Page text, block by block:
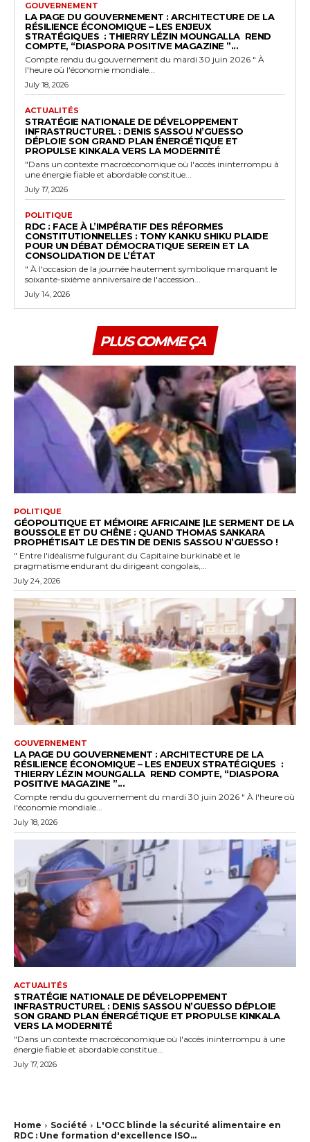
GOUVERNEMENT
LA PAGE DU GOUVERNEMENT : ARCHITECTURE DE LA
RÉSILIENCE ÉCONOMIQUE – LES ENJEUX
STRATÉGIQUES : THIERRY LÉZIN MOUNGALLA REND
COMPTE, “DIASPORA POSITIVE MAGAZINE ”...
Compte rendu du gouvernement du mardi 30 juin 2026 " À
l'heure où l'économie mondiale...
July 18, 2026
ACTUALITÉS
STRATÉGIE NATIONALE DE DÉVELOPPEMENT
INFRASTRUCTUREL : DENIS SASSOU N’GUESSO
DÉPLOIE SON GRAND PLAN ÉNERGÉTIQUE ET
PROPULSE KINKALA VERS LA MODERNITÉ
"Dans un contexte macroéconomique où l'accès ininterrompu à
une énergie fiable et abordable constitue...
July 17, 2026
POLITIQUE
RDC : FACE À L’IMPÉRATIF DES RÉFORMES
CONSTITUTIONNELLES : TONY KANKU SHIKU PLAIDE
POUR UN DÉBAT DÉMOCRATIQUE SEREIN ET LA
CONSOLIDATION DE L’ÉTAT
" À l'occasion de la journée hautement symbolique marquant le
soixante-sixième anniversaire de l'accession...
July 14, 2026
PLUS COMME ÇA
POLITIQUE
GÉOPOLITIQUE ET MÉMOIRE AFRICAINE |LE SERMENT DE LA
BOUSSOLE ET DU CHÊNE : QUAND THOMAS SANKARA
PROPHÉTISAIT LE DESTIN DE DENIS SASSOU N’GUESSO !
" Entre l'idéalisme fulgurant du Capitaine burkinabè et le
pragmatisme endurant du dirigeant congolais,...
July 24, 2026
GOUVERNEMENT
LA PAGE DU GOUVERNEMENT : ARCHITECTURE DE LA
RÉSILIENCE ÉCONOMIQUE – LES ENJEUX STRATÉGIQUES :
THIERRY LÉZIN MOUNGALLA REND COMPTE, “DIASPORA
POSITIVE MAGAZINE ”...
Compte rendu du gouvernement du mardi 30 juin 2026 " À l'heure où
l'économie mondiale...
July 18, 2026
ACTUALITÉS
STRATÉGIE NATIONALE DE DÉVELOPPEMENT
INFRASTRUCTUREL : DENIS SASSOU N’GUESSO DÉPLOIE
SON GRAND PLAN ÉNERGÉTIQUE ET PROPULSE KINKALA
VERS LA MODERNITÉ
"Dans un contexte macroéconomique où l'accès ininterrompu à une
énergie fiable et abordable constitue...
July 17, 2026